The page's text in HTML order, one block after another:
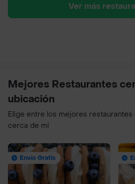
Ver más
Mejores Restaurantes
ubicación
Elige entre los mejores
cerca de mí
Envío Gratis